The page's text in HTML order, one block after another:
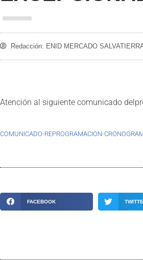
Redacción: ENID MERCADO
Atención al siguiente comunicado
COMUNICADO-REPROGRAMACION-
FACEBOOK